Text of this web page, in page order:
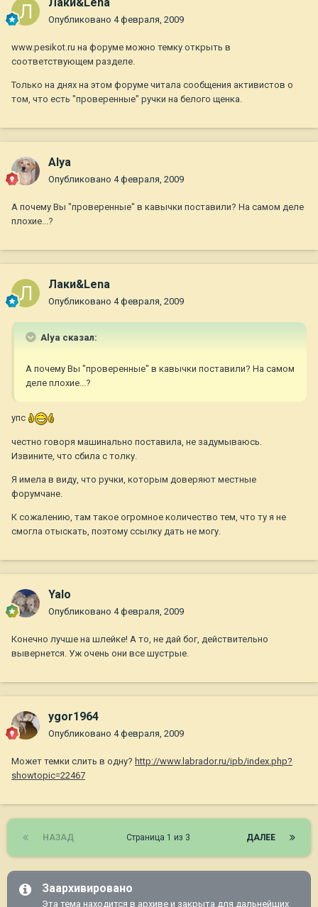
Лаки&Lena
Опубликовано 4 февраля, 2009
www.pesikot.ru на форуме можно темку открыть в
соответствующем разделе.
Только на днях на этом форуме читала сообщения активистов о
том, что есть "проверенные" ручки на белого щенка.
Alya
Опубликовано 4 февраля, 2009
А почему Вы "проверенные" в кавычки поставили? На самом деле
плохие...?
Лаки&Lena
Опубликовано 4 февраля, 2009
Alya сказал:
А почему Вы "проверенные" в кавычки поставили? На самом
деле плохие...?
упс
честно говоря машинально поставила, не задумываюсь.
Извините, что сбила с толку.
Я имела в виду, что ручки, которым доверяют местные
форумчане.
К сожалению, там такое огромное количество тем, что ту я не
смогла отыскать, поэтому ссылку дать не могу.
Yalo
Опубликовано 4 февраля, 2009
Конечно лучше на шлейке! А то, не дай бог, действительно
вывернется. Уж очень они все шустрые.
ygor1964
Опубликовано 4 февраля, 2009
Может темки слить в одну? http://www.labrador.ru/ipb/index.php?
showtopic=22467
НАЗАД ДАЛЕЕ
Страница 1 из 3
Заархивировано
Эта тема находится в архиве и закрыта для дальнейших